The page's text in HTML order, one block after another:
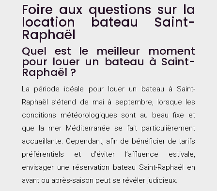
Foire aux questions sur la
location bateau Saint-
Raphaël
Quel est le meilleur moment
pour louer un bateau à Saint-
Raphaël ?
La période idéale pour louer un bateau à Saint-
Raphaël s’étend de mai à septembre, lorsque les
conditions météorologiques sont au beau fixe et
que la mer Méditerranée se fait particulièrement
accueillante. Cependant, afin de bénéficier de tarifs
préférentiels et d’éviter l’affluence estivale,
envisager une réservation bateau Saint-Raphaël en
avant ou après-saison peut se révéler judicieux.